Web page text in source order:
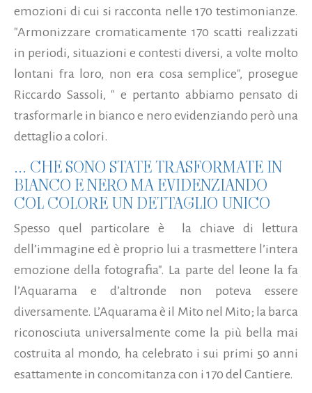
emozioni di cui si racconta nelle 170 testimonianze.
"Armonizzare cromaticamente 170 scatti realizzati
in periodi, situazioni e contesti diversi, a volte molto
lontani fra loro, non era cosa semplice", prosegue
Riccardo Sassoli, " e pertanto abbiamo pensato di
trasformarle in bianco e nero evidenziando però una
dettaglio a colori.
... CHE SONO STATE TRASFORMATE IN
BIANCO E NERO MA EVIDENZIANDO
COL COLORE UN DETTAGLIO UNICO
Spesso quel particolare è la chiave di lettura
dell’immagine ed è proprio lui a trasmettere l’intera
emozione della fotografia". La parte del leone la fa
l’Aquarama e d’altronde non poteva essere
diversamente. L’Aquarama è il Mito nel Mito; la barca
riconosciuta universalmente come la più bella mai
costruita al mondo, ha celebrato i sui primi 50 anni
esattamente in concomitanza con i 170 del Cantiere.